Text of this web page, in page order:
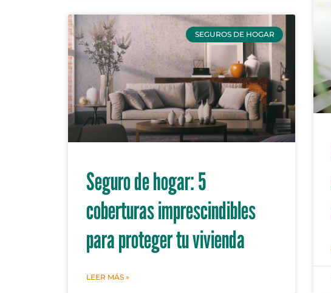
SEGUROS DE HOGAR
Seguro de hogar: 5
coberturas imprescindibles
para proteger tu vivienda
LEER MÁS »